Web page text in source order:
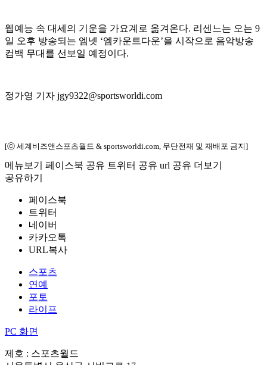
웹예능 속 대세의 기운을 가요계로 옮겨온다. 리센느는 오는 9
일 오후 방송되는 엠넷 ‘엠카운트다운’을 시작으로 음악방송
컴백 무대를 선보일 예정이다.
정가영 기자 jgy9322@sportsworldi.com
[ⓒ 세계비즈앤스포츠월드 & sportsworldi.com, 무단전재 및 재배포 금지]
메뉴보기 페이스북 공유 트위터 공유 url 공유 더보기
공유하기
페이스북
트위터
네이버
카카오톡
URL복사
스포츠
연예
포토
라이프
PC 화면
제호 : 스포츠월드